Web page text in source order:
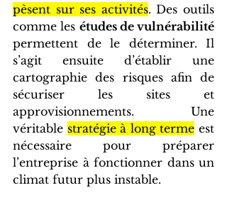
pèsent sur ses activités. Des outils
comme les études de vulnérabilité
permettent de le déterminer. Il
s’agit ensuite d’établir une
cartographie des risques afin de
sécuriser les sites et
approvisionnements. Une
véritable stratégie à long terme est
nécessaire pour préparer
l’entreprise à fonctionner dans un
climat futur plus instable.